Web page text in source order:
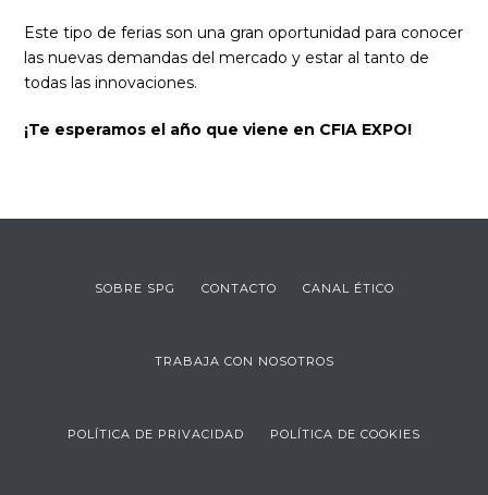
Este tipo de ferias son una gran oportunidad para conocer
las nuevas demandas del mercado y estar al tanto de
todas las innovaciones.
¡Te esperamos el año que viene en CFIA EXPO!
SOBRE SPG CONTACTO CANAL ÉTICO
TRABAJA CON NOSOTROS
POLÍTICA DE PRIVACIDAD POLÍTICA DE COOKIES